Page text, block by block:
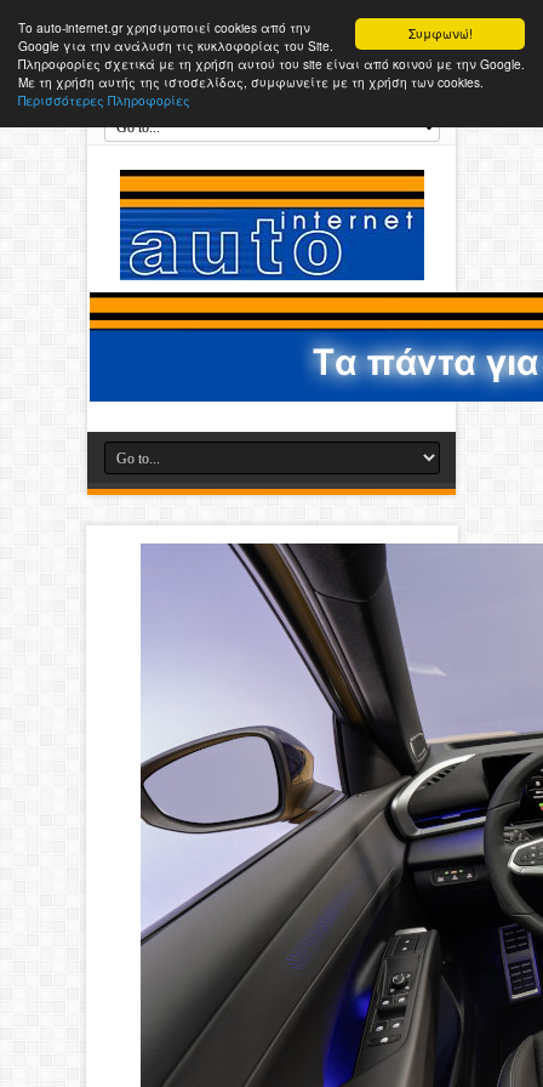
Συμφωνώ!
Το auto-internet.gr χρησιμοποιεί cookies από την
Google για την ανάλυση τις κυκλοφορίας του Site.
Πληροφορίες σχετικά με τη χρήση αυτού του site είναι από κοινού με την Google.
Με τη χρήση αυτής της ιστοσελίδας, συμφωνείτε με τη χρήση των cookies.
Περισσότερες Πληροφορίες